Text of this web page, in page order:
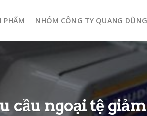
PHẨM NHÓM CÔNG TY QUANG DŨNG
cầu ngoại tệ giảm